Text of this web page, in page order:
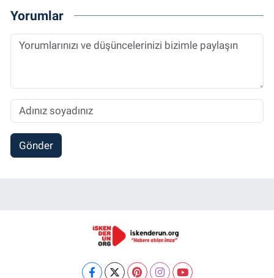
Yorumlar
Gönder